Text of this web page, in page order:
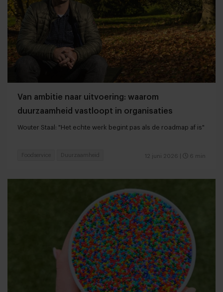
Van ambitie naar uitvoering: waarom
duurzaamheid vastloopt in organisaties
Wouter Staal: "Het echte werk begint pas als de roadmap af is"
12 juni 2026 6 min
Foodservice Duurzaamheid